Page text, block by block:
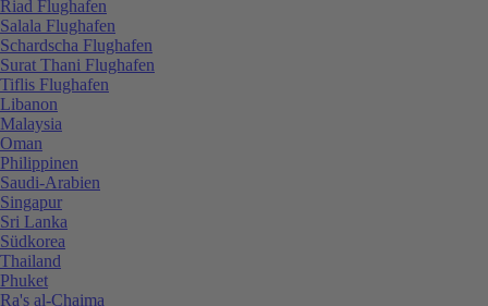
Riad Flughafen
Salala Flughafen
Schardscha Flughafen
Surat Thani Flughafen
Tiflis Flughafen
Libanon
Malaysia
Oman
Philippinen
Saudi-Arabien
Singapur
Sri Lanka
Südkorea
Thailand
Phuket
Ra's al-Chaima